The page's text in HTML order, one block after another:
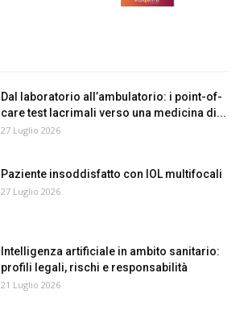
Dal laboratorio all’ambulatorio: i point-of-
care test lacrimali verso una medicina di...
27 Luglio 2026
Paziente insoddisfatto con IOL multifocali
27 Luglio 2026
Intelligenza artificiale in ambito sanitario:
profili legali, rischi e responsabilità
21 Luglio 2026